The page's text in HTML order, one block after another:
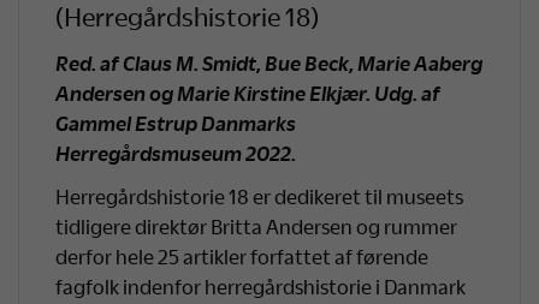
(Herregårdshistorie 18)
Red. af Claus M. Smidt, Bue Beck, Marie Aaberg
Andersen og Marie Kirstine Elkjær. Udg. af
Gammel Estrup Danmarks
Herregårdsmuseum 2022.
Herregårdshistorie 18 er dedikeret til museets
tidligere direktør Britta Andersen og rummer
derfor hele 25 artikler forfattet af førende
fagfolk indenfor herregårdshistorie i Danmark